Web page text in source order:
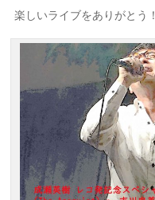
楽しいライブをありがとう！